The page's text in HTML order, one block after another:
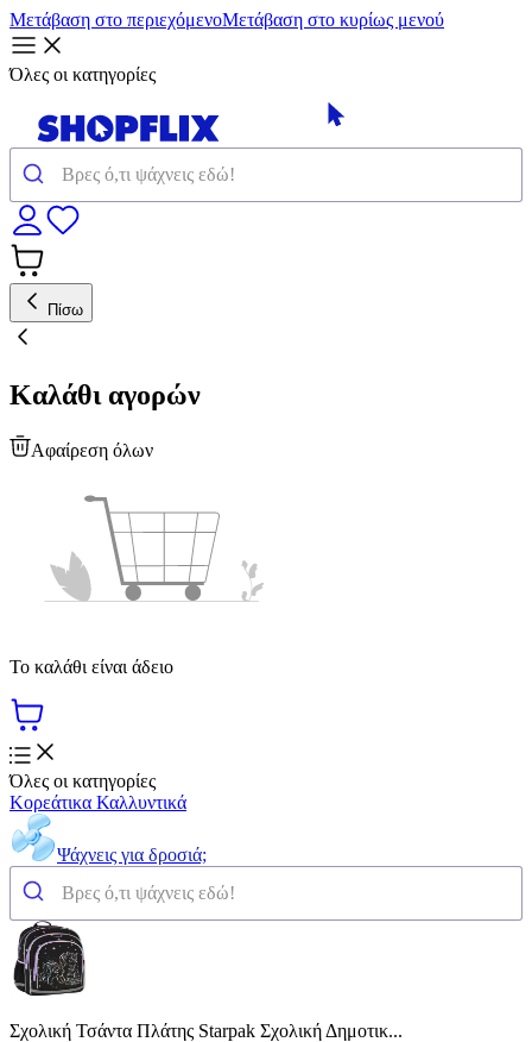
Μετάβαση στο περιεχόμενοΜετάβαση στο κυρίως μενού
Όλες οι κατηγορίες
Πίσω
Καλάθι αγορών
Αφαίρεση όλων
Το καλάθι είναι άδειο
Όλες οι κατηγορίες
Κορεάτικα Καλλυντικά
Ψάχνεις για δροσιά;
Σχολική Τσάντα Πλάτης Starpak Σχολική Δημοτικ...